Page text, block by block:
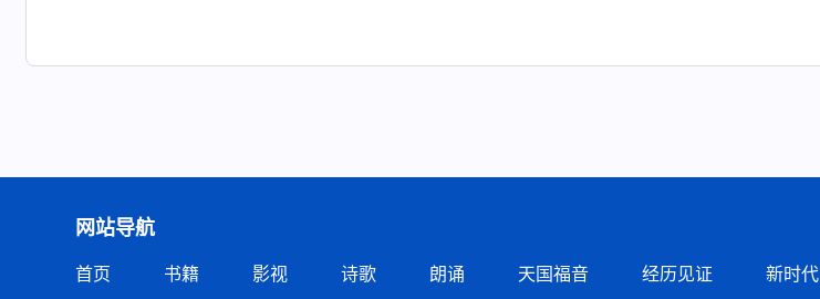
网站导航
首页 书籍 影视 诗歌 朗诵 天国福音 经历见证 新时代